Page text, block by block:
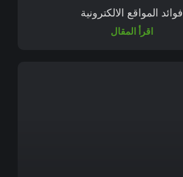
فوائد المواقع الالكترونية
اقرأ المقال